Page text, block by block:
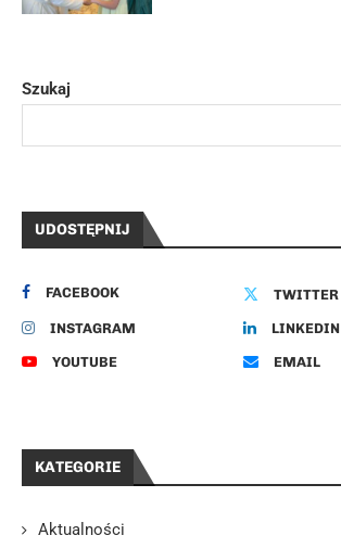
Szukaj
UDOSTĘPNIJ
FACEBOOK TWITTER
INSTAGRAM LINKEDIN
YOUTUBE EMAIL
KATEGORIE
Aktualności